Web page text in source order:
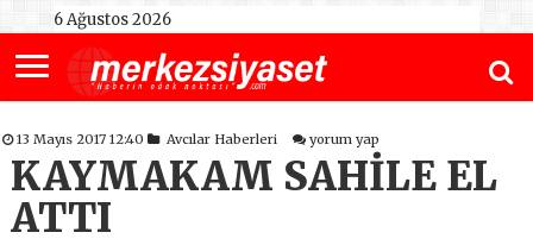
6 Ağustos 2026
13 Mayıs 2017 12:40 Avcılar Haberleri yorum yap
KAYMAKAM SAHİLE EL
ATTI